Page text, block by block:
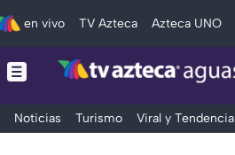
en vivo TV Azteca Azteca UNO
Noticias Turismo Viral y Tendencia